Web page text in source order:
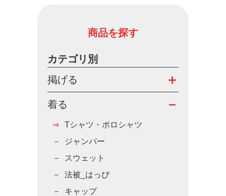
商品を探す
カテゴリ別
掲げる
着る
Tシャツ・ポロシャツ
ジャンパー
スウェット
法被_はっぴ
キャップ